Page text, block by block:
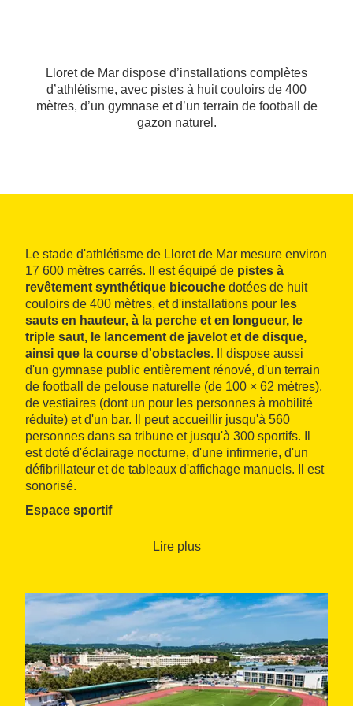
Lloret de Mar dispose d’installations complètes
d’athlétisme, avec pistes à huit couloirs de 400
mètres, d’un gymnase et d’un terrain de football de
gazon naturel.
Le stade d'athlétisme de Lloret de Mar mesure environ
17 600 mètres carrés. Il est équipé de pistes à
revêtement synthétique bicouche dotées de huit
couloirs de 400 mètres, et d'installations pour les
sauts en hauteur, à la perche et en longueur, le
triple saut, le lancement de javelot et de disque,
ainsi que la course d'obstacles. Il dispose aussi
d'un gymnase public entièrement rénové, d'un terrain
de football de pelouse naturelle (de 100 × 62 mètres),
de vestiaires (dont un pour les personnes à mobilité
réduite) et d'un bar. Il peut accueillir jusqu'à 560
personnes dans sa tribune et jusqu'à 300 sportifs. Il
est doté d'éclairage nocturne, d'une infirmerie, d'un
défibrillateur et de tableaux d'affichage manuels. Il est
sonorisé.
Espace sportif
Espaces complémentaires
4 vestiaires collectifs
2 vestiaires pour les
techniciens et les arbitres
Lire plus